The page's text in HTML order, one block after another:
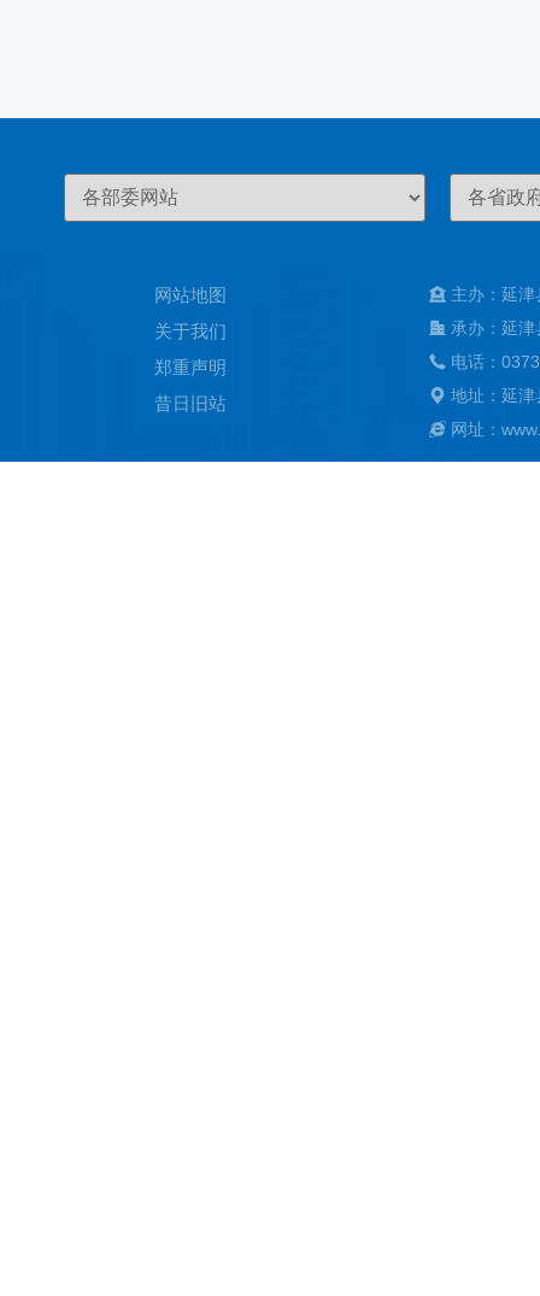
网站地图
关于我们
郑重声明
昔日旧站
主办：延
承办：延
电话：
地址：延
网址：